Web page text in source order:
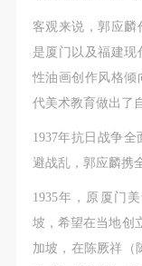
客观来说，郭应麟
是厦门以及福建
性油画创作风格倾
代美术教育做出了
1937年抗日战争
避战乱，郭应麟携
1935年，原厦门
坡，希望在当地创
加坡，在陈厥祥（